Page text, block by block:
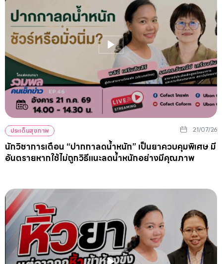
ประเด็นสุขภาพ 21/07/26
นักวิชาการเตือน “ปากกาลดน้ำหนัก” เป็นยาควบคุมพิเศษ มี
อันตรายหากใช้ไม่ถูกวิธีแนะลดน้ำหนักอย่างมีคุณภาพ